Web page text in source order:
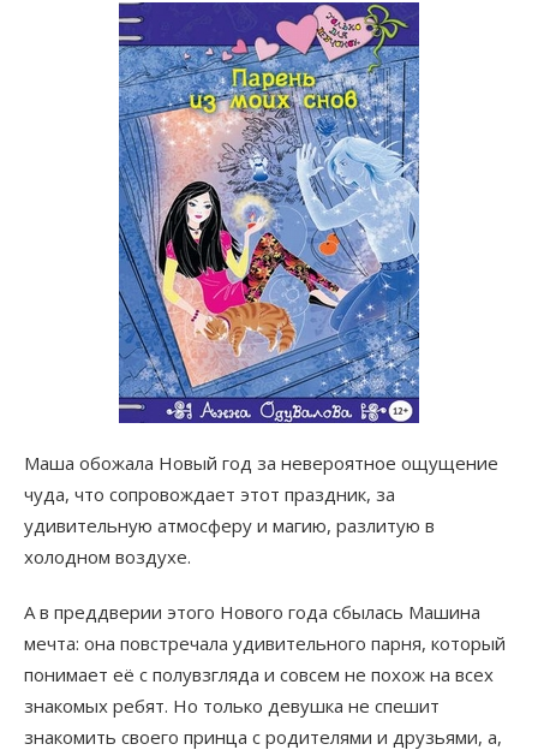
Маша обожала Новый год за невероятное ощущение
чуда, что сопровождает этот праздник, за
удивительную атмосферу и магию, разлитую в
холодном воздухе.
А в преддверии этого Нового года сбылась Машина
мечта: она повстречала удивительного парня, который
понимает её с полувзгляда и совсем не похож на всех
знакомых ребят. Но только девушка не спешит
знакомить своего принца с родителями и друзьями, а,